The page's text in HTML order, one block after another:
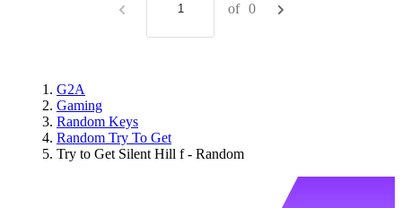
of 0
G2A
Gaming
Random Keys
Random Try To Get
Try to Get Silent Hill f - Random